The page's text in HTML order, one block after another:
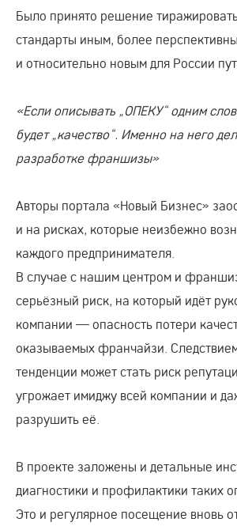
Было принято решение
стандарты иным, более
и относительно новым для России
«Если описывать „ОПЕКУ“ одним
будет „качество“. Именно на него
разработке франшизы»
Авторы портала «Новый Бизнес»
и на рисках, которые неизбежно
каждого предпринимателя.
В случае с нашим центром и
серьёзный риск, на который идёт
компании — опасность потери
оказываемых франчайзи.
тенденции может стать риск
угрожает имиджу всей компании и
разрушить её.
В проекте заложены и детальные
диагностики и профилактики таких
Это и регулярное посещение вновь